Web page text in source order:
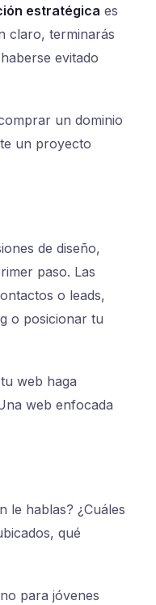
estratégica es
claro, terminarás
evitado
un dominio
un proyecto
de diseño,
paso. Las
o leads,
o posicionar tu
web haga
web enfocada
le hablas? ¿Cuáles
qué
para jóvenes